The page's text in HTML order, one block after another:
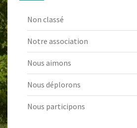
Non classé
Notre association
Nous aimons
Nous déplorons
Nous participons